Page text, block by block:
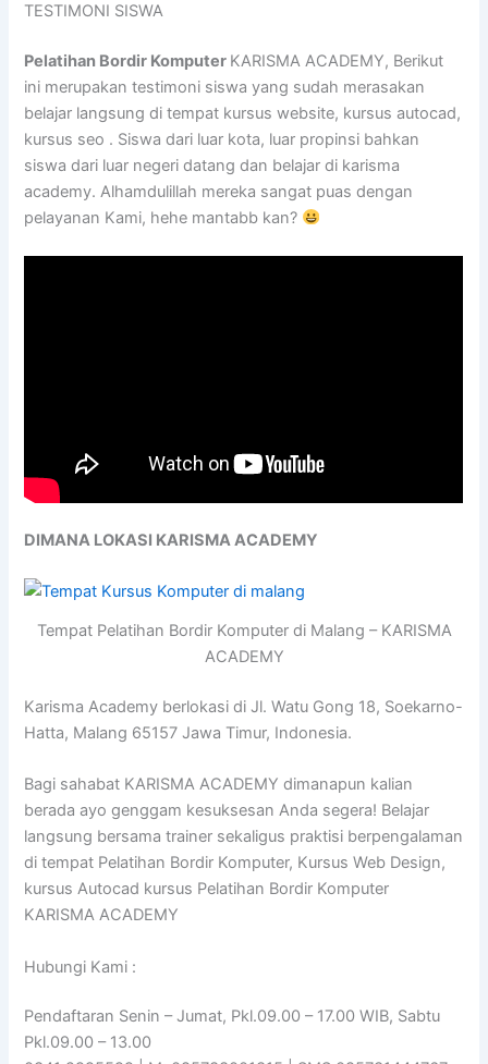
TESTIMONI SISWA
Pelatihan Bordir Komputer KARISMA ACADEMY, Berikut
ini merupakan testimoni siswa yang sudah merasakan
belajar langsung di tempat kursus website, kursus autocad,
kursus seo . Siswa dari luar kota, luar propinsi bahkan
siswa dari luar negeri datang dan belajar di karisma
academy. Alhamdulillah mereka sangat puas dengan
pelayanan Kami, hehe mantabb kan?
DIMANA LOKASI KARISMA ACADEMY
Tempat Pelatihan Bordir Komputer di Malang – KARISMA
ACADEMY
Karisma Academy berlokasi di Jl. Watu Gong 18, Soekarno-
Hatta, Malang 65157 Jawa Timur, Indonesia.
Bagi sahabat KARISMA ACADEMY dimanapun kalian
berada ayo genggam kesuksesan Anda segera! Belajar
langsung bersama trainer sekaligus praktisi berpengalaman
di tempat Pelatihan Bordir Komputer, Kursus Web Design,
kursus Autocad kursus Pelatihan Bordir Komputer
KARISMA ACADEMY
Hubungi Kami :
Pendaftaran Senin – Jumat, Pkl.09.00 – 17.00 WIB, Sabtu
Pkl.09.00 – 13.00